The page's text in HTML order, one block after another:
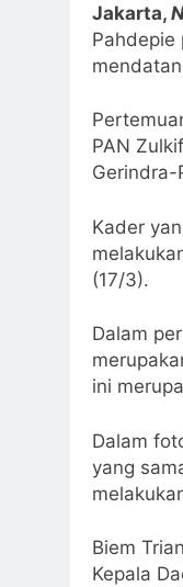
Jakarta,
Pahdepie
PAN
Gerindra-
Kader
(17/3).
Dalam
ini
Dalam
yang
Biem
Kepala